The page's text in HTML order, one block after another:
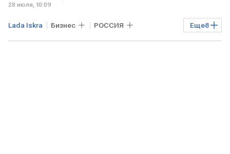
28 июля, 10:09
Еще8
Lada Iskra Бизнес РОССИЯ
Общество КРЫМ РФ